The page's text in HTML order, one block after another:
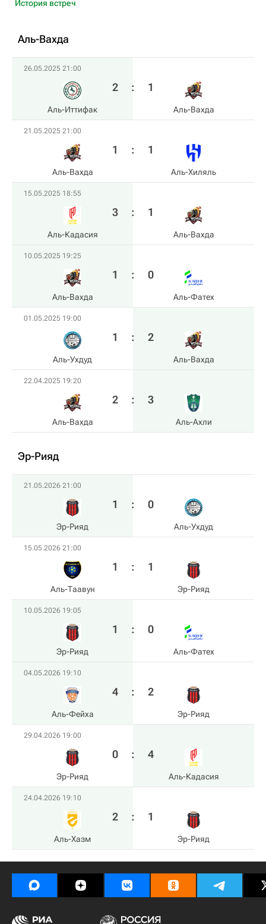
История встреч
Аль-Вахда
26.05.2025 21:00
Аль-Иттифак
2 : 1
Аль-Вахда
21.05.2025 21:00
Аль-Вахда
1 : 1
Аль-Хиляль
15.05.2025 18:55
Аль-Кадасия
3 : 1
Аль-Вахда
10.05.2025 19:25
Аль-Вахда
1 : 0
Аль-Фатех
01.05.2025 19:00
Аль-Ухдуд
1 : 2
Аль-Вахда
22.04.2025 19:20
Аль-Вахда
2 : 3
Аль-Ахли
Эр-Рияд
21.05.2026 21:00
Эр-Рияд
1 : 0
Аль-Ухдуд
15.05.2026 21:00
Аль-Таавун
1 : 1
Эр-Рияд
10.05.2026 19:05
Эр-Рияд
1 : 0
Аль-Фатех
04.05.2026 19:10
Аль-Фейха
4 : 2
Эр-Рияд
29.04.2026 19:00
Эр-Рияд
0 : 4
Аль-Кадасия
24.04.2026 19:10
Аль-Хазм
2 : 1
Эр-Рияд